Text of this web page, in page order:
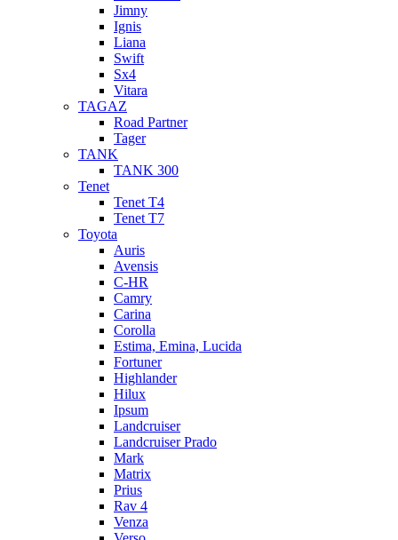
Jimny
Ignis
Liana
Swift
Sx4
Vitara
TAGAZ
Road Partner
Tager
TANK
TANK 300
Tenet
Tenet T4
Tenet T7
Toyota
Auris
Avensis
C-HR
Camry
Carina
Corolla
Estima, Emina, Lucida
Fortuner
Highlander
Hilux
Ipsum
Landcruiser
Landcruiser Prado
Mark
Matrix
Prius
Rav 4
Venza